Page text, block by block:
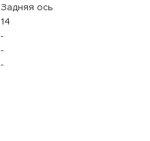
Задняя ось
14
-
-
-